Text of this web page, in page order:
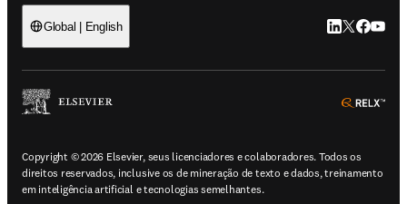
Global | English LinkedIn abre
Twitter
Copyright © 2026 Elsevier, seus licenciadores e colaboradores. Todos os
direitos reservados, inclusive os de mineração de texto e dados, treinamento
em inteligência artificial e tecnologias semelhantes.